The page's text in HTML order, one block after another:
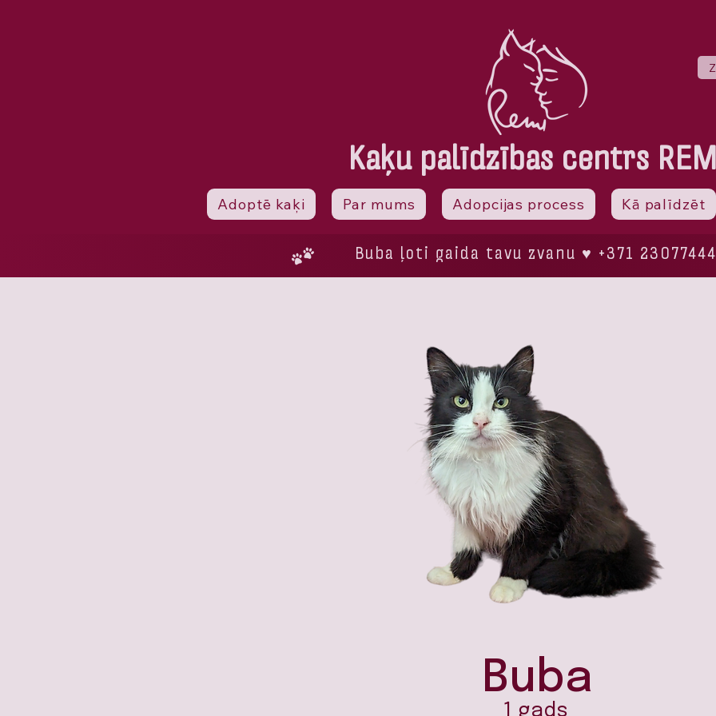
Kaķu palīdzības centrs
Adoptē kaķi Par mums Adopcijas process Kā palīdzēt
Buba ļoti gaida tavu zvanu ♥ +371 23077444
Buba
1 gads